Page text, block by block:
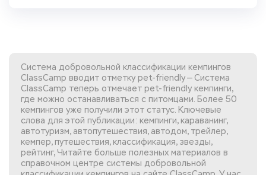
Система добровольной классификации кемпингов
ClassCamp вводит отметку pet-friendly — Система
ClassCamp теперь отмечает pet-friendly кемпинги,
где можно останавливаться с питомцами. Более 50
кемпингов уже получили этот статус. Ключевые
слова для этой публикации: кемпинги, караванинг,
автотуризм, автопутешествия, автодом, трейлер,
кемпер, путешествия, классификация, звезды,
рейтинг, Читайте больше полезных материалов в
справочном центре системы добровольной